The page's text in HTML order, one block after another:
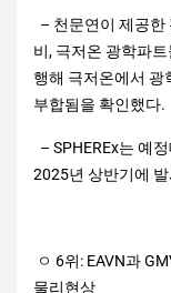
– 천문연이 제공한
비, 극저온 광학파
행해 극저온에서 광
부합됨을 확인했다.
– SPHEREx는 예
2025년 상반기에
ㅇ 6위: EAVN과
물리현상